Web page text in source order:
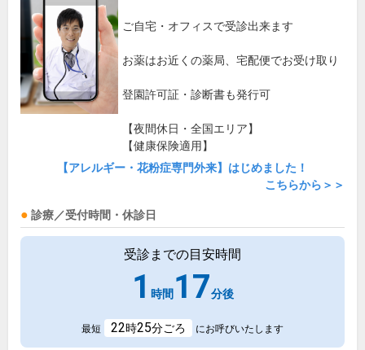
ご自宅・オフィスで受診出来ます
お薬はお近くの薬局、宅配便でお受け取り
登園許可証・診断書も発行可
【夜間休日・全国エリア】
【健康保険適用】
【アレルギー・花粉症専門外来】はじめました！
こちらから＞＞
診療／受付時間・休診日
受診までの目安時間
1 時間17分後
最短 22時25分ごろ にお呼びいたします